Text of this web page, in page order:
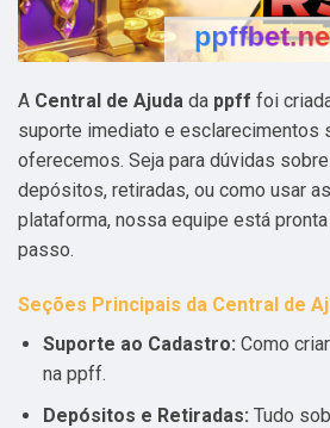
A Central de Ajuda da ppff foi
suporte imediato e esclarecimentos
oferecemos. Seja para dúvidas
depósitos, retiradas, ou como usar
plataforma, nossa equipe está
passo.
Seções Principais da Central de
Suporte ao Cadastro: Como
na ppff.
Depósitos e Retiradas: Tudo